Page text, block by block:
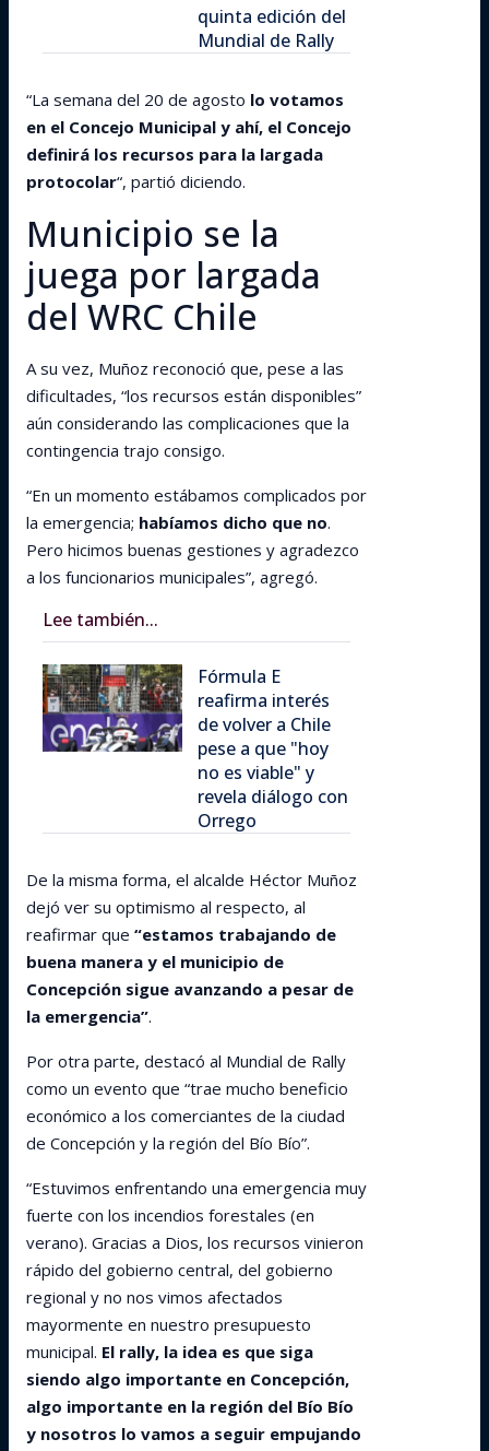
quinta edición del
Mundial de Rally
“La semana del 20 de agosto lo votamos
en el Concejo Municipal y ahí, el Concejo
definirá los recursos para la largada
protocolar“, partió diciendo.
Municipio se la
juega por largada
del WRC Chile
A su vez, Muñoz reconoció que, pese a las
dificultades, “los recursos están disponibles”
aún considerando las complicaciones que la
contingencia trajo consigo.
“En un momento estábamos complicados por
la emergencia; habíamos dicho que no.
Pero hicimos buenas gestiones y agradezco
a los funcionarios municipales”, agregó.
Lee también...
Fórmula E
reafirma interés
de volver a Chile
pese a que "hoy
no es viable" y
revela diálogo con
Orrego
De la misma forma, el alcalde Héctor Muñoz
dejó ver su optimismo al respecto, al
reafirmar que “estamos trabajando de
buena manera y el municipio de
Concepción sigue avanzando a pesar de
la emergencia”.
Por otra parte, destacó al Mundial de Rally
como un evento que “trae mucho beneficio
económico a los comerciantes de la ciudad
de Concepción y la región del Bío Bío”.
“Estuvimos enfrentando una emergencia muy
fuerte con los incendios forestales (en
verano). Gracias a Dios, los recursos vinieron
rápido del gobierno central, del gobierno
regional y no nos vimos afectados
mayormente en nuestro presupuesto
municipal. El rally, la idea es que siga
siendo algo importante en Concepción,
algo importante en la región del Bío Bío
y nosotros lo vamos a seguir empujando